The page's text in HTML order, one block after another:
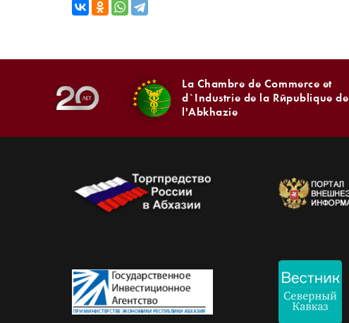
La Chambre de Commerce et
d`Industrie de la République de
l'Abkhazie